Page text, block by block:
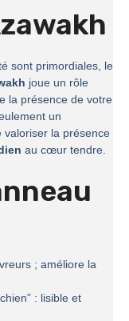
sont primordiales, le
joue un rôle
la présence de votre
un
valoriser la présence
au cœur tendre.
; améliore la
: lisible et